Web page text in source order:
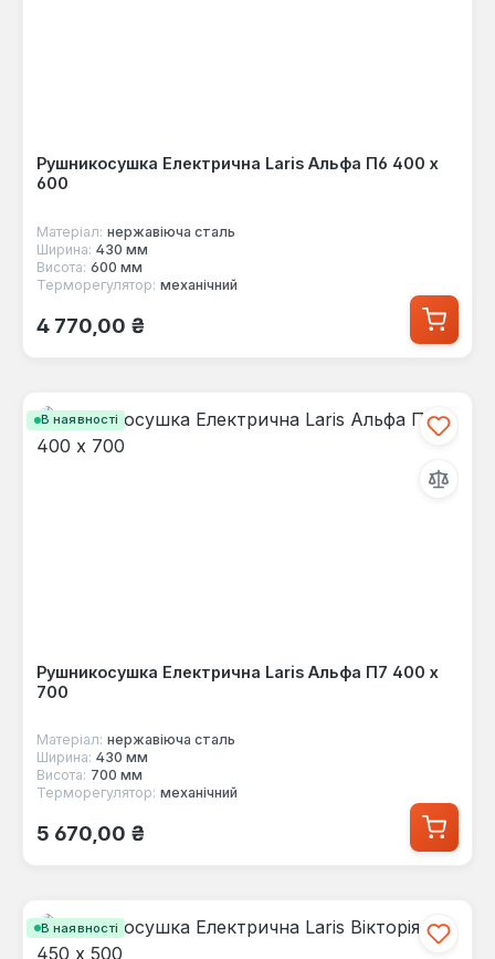
Рушникосушка Електрична Laris Альфа П6 400 х
600
Матеріал: нержавіюча сталь
Ширина: 430 мм
Висота: 600 мм
Терморегулятор: механічний
Звичайна ціна:
4 770,00 ₴
В наявності
Рушникосушка Електрична Laris Альфа П7 400 х
700
Матеріал: нержавіюча сталь
Ширина: 430 мм
Висота: 700 мм
Терморегулятор: механічний
Звичайна ціна:
5 670,00 ₴
В наявності